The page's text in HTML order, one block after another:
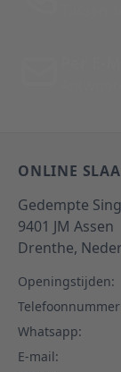
ONLINE
Gedempte
9401 JM Assen
Drenthe,
Openingstijden:
Whatsapp:
E-mail: